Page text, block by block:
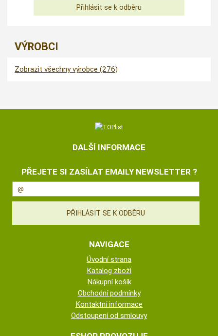
VÝROBCI
Zobrazit všechny výrobce (276)
DALŠÍ INFORMACE
PŘEJETE SI ZASÍLAT EMAILY NEWSLETTER ?
NAVIGACE
Úvodní strana
Katalog zboží
Nákupní košík
Obchodní podmínky
Kontaktní informace
Odstoupení od smlouvy